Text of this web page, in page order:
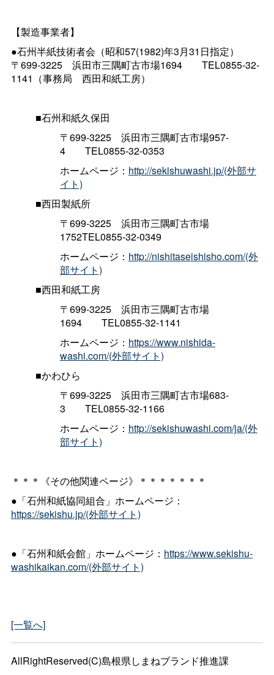
【製造事業者】
●石州半紙技術者会（昭和57(1982)年3月31日指定）
〒699-3225 浜田市三隅町古市場1694 TEL0855-32-
1141（事務局 西田和紙工房）
■石州和紙久保田
〒699-3225 浜田市三隅町古市場957-
4 TEL0855-32-0353
ホームページ： http://sekishuwashi.jp/(外部サ
イト)
■西田製紙所
〒699-3225 浜田市三隅町古市場
1752TEL0855-32-0349
ホームページ： http://nishitaseishisho.com/(外
部サイト)
■西田和紙工房
〒699-3225 浜田市三隅町古市場
1694 TEL0855-32-1141
ホームページ： https://www.nishida-
washi.com/(外部サイト)
■かわひら
〒699-3225 浜田市三隅町古市場683-
3 TEL0855-32-1166
ホームページ： http://sekishuwashi.com/ja/(外
部サイト)
＊＊＊《その他関連ページ》＊＊＊＊＊＊＊
●「石州和紙協同組合」ホームページ：
https://sekishu.jp/(外部サイト)
●「石州和紙会館」ホームページ： https://www.sekishu-
washikaikan.com/(外部サイト)
[一覧へ]
AllRightReserved(C)島根県しまねブランド推進課